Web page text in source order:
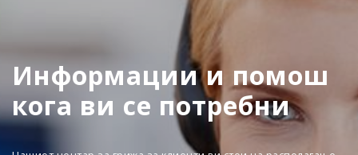
Информации и помош
кога ви се потребни